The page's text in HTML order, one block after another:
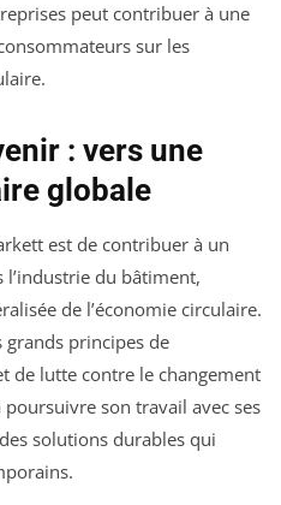
peut contribuer à une
sur les
: vers une
globale
est de contribuer à un
du bâtiment,
de l’économie circulaire.
grands principes de
de lutte contre le changement
poursuivre son travail avec ses
solutions durables qui